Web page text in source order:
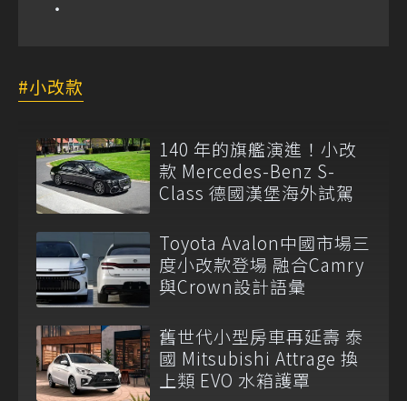
小改款
140 年的旗艦演進！小改
款 Mercedes-Benz S-
Class 德國漢堡海外試駕
Toyota Avalon中國市場三
度小改款登場 融合Camry
與Crown設計語彙
舊世代小型房車再延壽 泰
國 Mitsubishi Attrage 換
上類 EVO 水箱護罩